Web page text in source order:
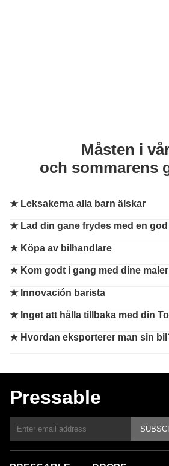
Måsten i
och sommarens
★ Leksakerna alla barn älskar
★ Lad din gane frydes med en
★ Köpa av bilhandlare
★ Kom godt i gang med dine
★ Innovación barista
★ Inget att hålla tillbaka med din
★ Hvordan eksporterer man sin
Pressable